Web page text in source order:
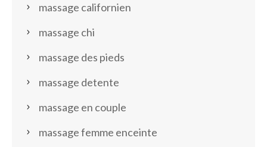
massage californien
massage chi
massage des pieds
massage detente
massage en couple
massage femme enceinte